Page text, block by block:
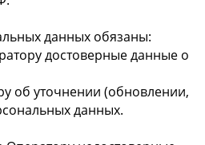
данных обязаны:
достоверные данные о
об уточнении (обновлении,
данных.